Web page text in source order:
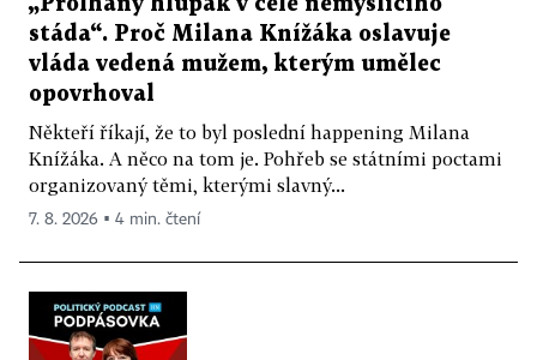
„Prolhaný hlupák v čele nemyslícího
stáda“. Proč Milana Knížáka oslavuje
vláda vedená mužem, kterým umělec
opovrhoval
Někteří říkají, že to byl poslední happening Milana
Knížáka. A něco na tom je. Pohřeb se státními poctami
organizovaný těmi, kterými slavný...
7. 8. 2026 ▪ 4 min. čtení